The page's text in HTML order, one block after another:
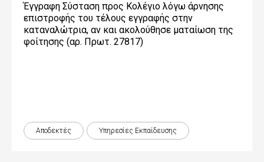
Έγγραφη Σύσταση προς Κολέγιο λόγω άρνησης
επιστροφής του τέλους εγγραφής στην
καταναλώτρια, αν και ακολούθησε ματαίωση της
φοίτησης (αρ. Πρωτ. 27817)
Αποδεκτές Υπηρεσίες Εκπαίδευσης